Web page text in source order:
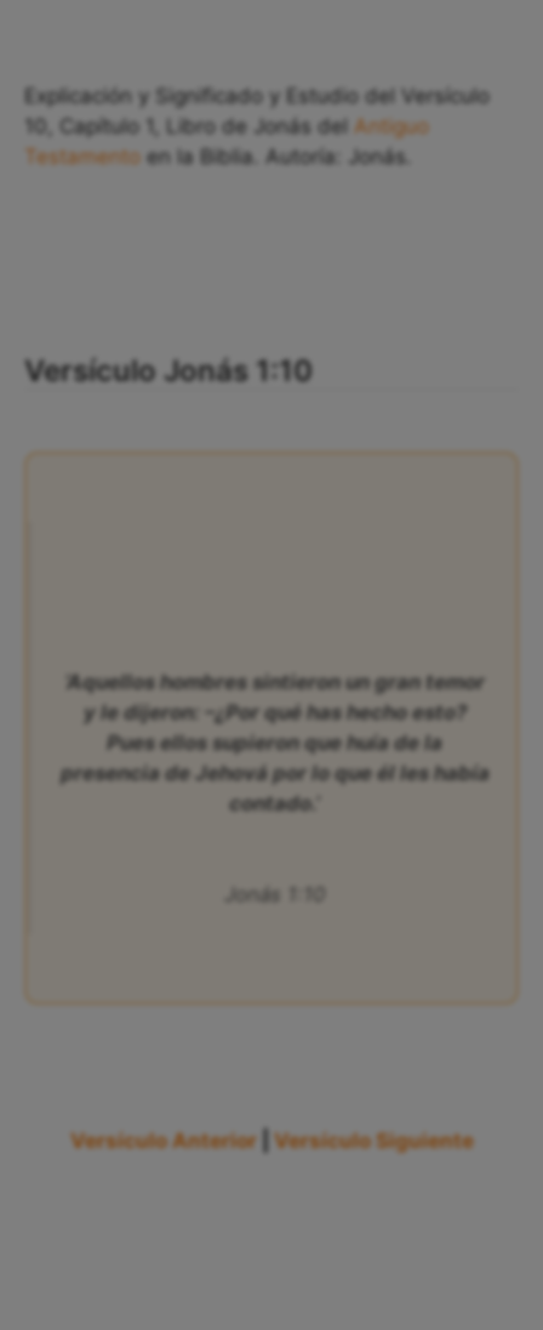
Explicación y Significado y Estudio del Versículo
10, Capítulo 1, Libro de Jonás del Antiguo
Testamento en la Biblia. Autoría: Jonás.
Versículo Jonás 1:10
‘Aquellos hombres sintieron un gran temor
y le dijeron: –¿Por qué has hecho esto?
Pues ellos supieron que huía de la
presencia de Jehová por lo que él les había
contado.’
Jonás 1:10
Versículo Anterior Versículo Siguiente